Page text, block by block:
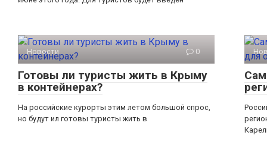
Новости 0
Готовы ли туристы жить в Крыму
в контейнерах?
На российские курорты этим летом большой спрос,
но будут ил готовы туристы жить в